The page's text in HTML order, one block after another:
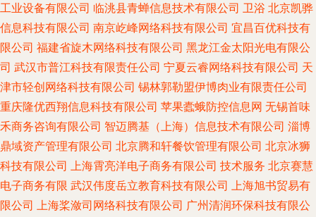
工业设备有限公司 临洮县青蝉信息技术有限公司 卫浴 北京凯骅
信息科技有限公司 南京屹峰网络科技有限公司 宜昌百优科技有
限公司 福建省旋木网络科技有限公司 黑龙江金太阳光电有限公
司 武汉市普江科技有限责任公司 宁夏云睿网络科技有限公司 天
津市轻创网络科技有限公司 锡林郭勒盟伊博肉业有限责任公司
重庆隆优西翔信息科技有限公司 苹果蠹蛾防控信息网 无锡首味
禾商务咨询有限公司 智迈腾基（上海）信息技术有限公司 淄博
鼎域资产管理有限公司 北京腾和轩餐饮管理有限公司 北京冰狮
科技有限公司
上海霄亮洋电子商务有限公司 技术服务 北京赛慧
电子商务有限 武汉伟度岳立教育科技有限公司
上海旭书贸易有
限公司
上海桨潋司网络科技有限公司 广州清润环保科技有限公